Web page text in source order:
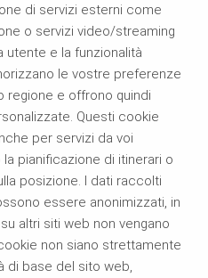
di servizi esterni come
o servizi video/streaming
utente e la funzionalità
le vostre preferenze
regione e offrono quindi
Questi cookie
per servizi da voi
pianificazione di itinerari o
posizione. I dati raccolti
essere anonimizzati, in
altri siti web non vengano
non siano strettamente
di base del sito web,